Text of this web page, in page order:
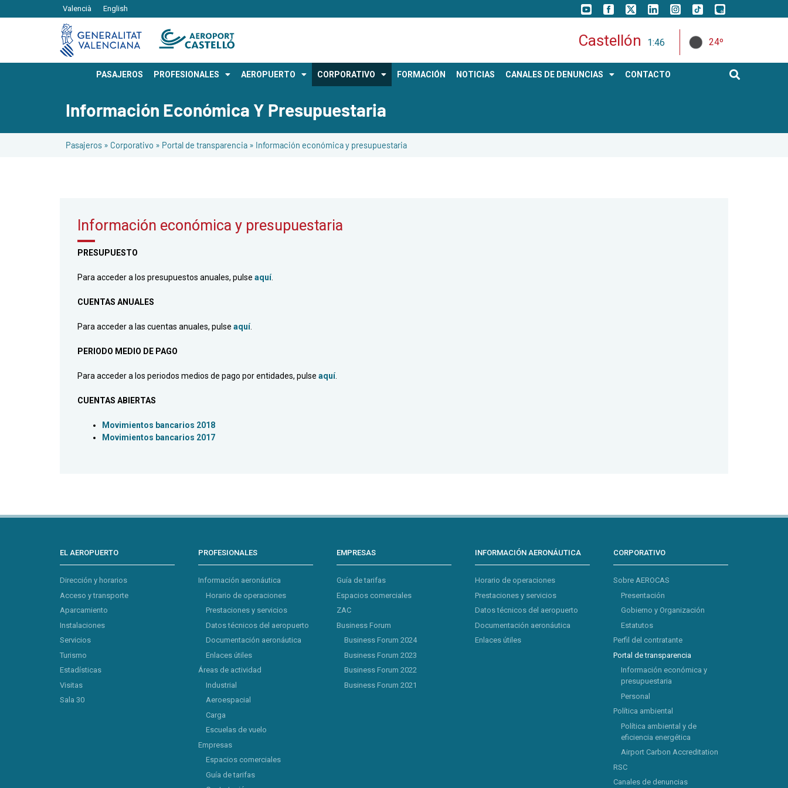
Valencià English
Castellón 1:46 24º
PASAJEROS PROFESIONALES AEROPUERTO CORPORATIVO FORMACIÓN NOTICIAS CANALES DE DENUNCIAS CONTACTO
Información Económica Y Presupuestaria
Pasajeros » Corporativo » Portal de transparencia » Información económica y presupuestaria
Información económica y presupuestaria
PRESUPUESTO
Para acceder a los presupuestos anuales, pulse aquí.
CUENTAS ANUALES
Para acceder a las cuentas anuales, pulse aquí.
PERIODO MEDIO DE PAGO
Para acceder a los periodos medios de pago por entidades, pulse aquí.
CUENTAS ABIERTAS
Movimientos bancarios 2018
Movimientos bancarios 2017
EL AEROPUERTO
Dirección y horarios
Acceso y transporte
Aparcamiento
Instalaciones
Servicios
Turismo
Estadísticas
Visitas
Sala 30
PROFESIONALES
Información aeronáutica
Horario de operaciones
Prestaciones y servicios
Datos técnicos del aeropuerto
Documentación aeronáutica
Enlaces útiles
Áreas de actividad
Industrial
Aeroespacial
Carga
Escuelas de vuelo
Empresas
Espacios comerciales
Guía de tarifas
EMPRESAS
Guía de tarifas
Espacios comerciales
ZAC
Business Forum
Business Forum 2024
Business Forum 2023
Business Forum 2022
Business Forum 2021
INFORMACIÓN AERONÁUTICA
Horario de operaciones
Prestaciones y servicios
Datos técnicos del aeropuerto
Documentación aeronáutica
Enlaces útiles
CORPORATIVO
Sobre AEROCAS
Presentación
Gobierno y Organización
Estatutos
Perfil del contratante
Portal de transparencia
Información económica y
presupuestaria
Personal
Política ambiental
Política ambiental y de
eficiencia energética
Airport Carbon Accreditation
RSC
Canales de denuncias